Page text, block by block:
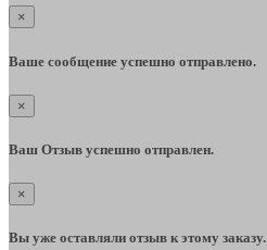
×
Ваше сообщение успешно отправлено.
×
Ваш Отзыв успешно отправлен.
×
Вы уже оставляли отзыв к этому заказу.